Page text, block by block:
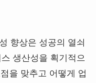
향상은 성공의 열쇠
생산성을 획기적으
을 맞추고 어떻게 업